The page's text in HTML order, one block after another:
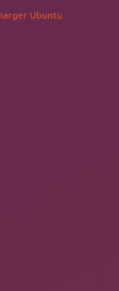
en ligne de
du
à partir du même
nous étions
:
Ubuntu